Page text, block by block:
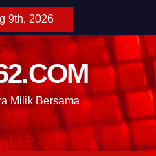
9th, 2026
Milik Bersama